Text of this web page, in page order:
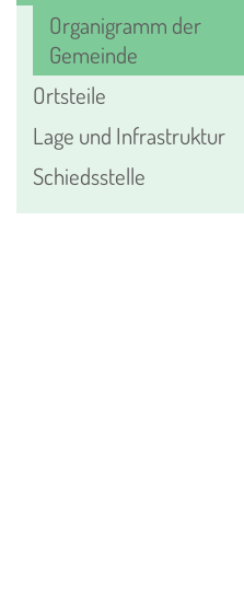
Organigramm der
Gemeinde
Ortsteile
Lage und Infrastruktur
Schiedsstelle